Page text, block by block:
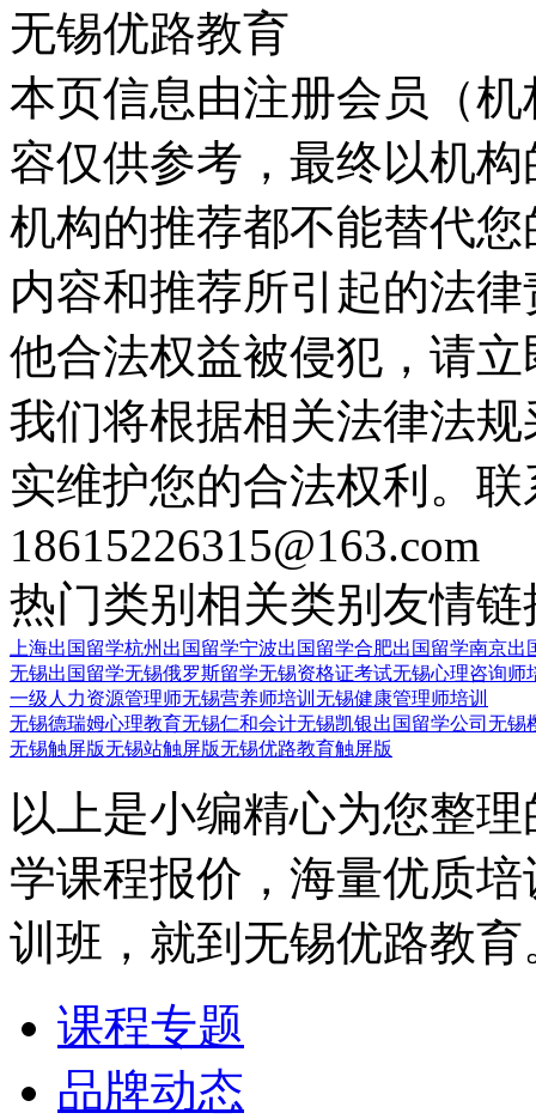
无锡优路教育
本页信息由注册会员（
容仅供参考，最终以机
机构的推荐都不能替代
内容和推荐所引起的法
他合法权益被侵犯，请
我们将根据相关法律法
实维护您的合法权利。
18615226315@163.com
热门类别 相关类别 友情链
上海出国留学杭州出国留学宁波出国留学合肥出国留学南京出
无锡出国留学无锡俄罗斯留学无锡资格证考试无锡心理咨询师
一级人力资源管理师无锡营养师培训 无锡健康管理师培训
无锡德瑞姆心理教育无锡仁和会计无锡凯银出国留学公司 无锡
无锡触屏版无锡站触屏版无锡优路教育触屏版
以上是小编精心为您整
学课程报价，海量优质
训班，就到无锡优路教育
课程专题
品牌动态